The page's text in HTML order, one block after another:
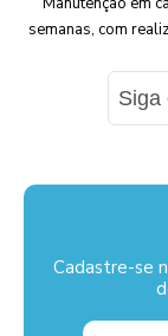
semanas, com
Siga
Cadastre-se